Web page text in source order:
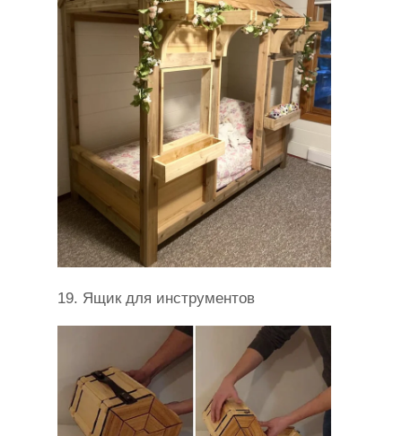
19. Ящик для инструментов